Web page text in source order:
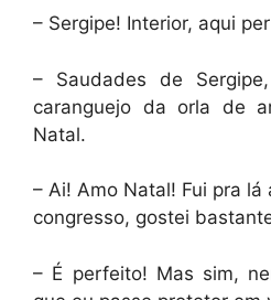
– Sergipe! Interior, aqui
– Saudades de
caranguejo da orla de
Natal.
– Ai! Amo Natal! Fui pra
congresso, gostei
– É perfeito! Mas sim,